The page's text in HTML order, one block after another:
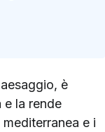
è
e la rende
e i